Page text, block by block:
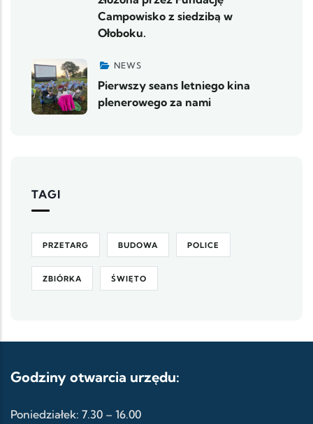
Campowisko z siedzibą w
Ołoboku.
NEWS
Pierwszy seans letniego kina
plenerowego za nami
TAGI
PRZETARG BUDOWA POLICE
ZBIÓRKA ŚWIĘTO
Godziny otwarcia urzędu:
Poniedziałek: 7.30 – 16.00